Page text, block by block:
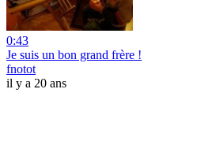
0:43
Je suis un bon grand frère !
fnotot
il y a 20 ans